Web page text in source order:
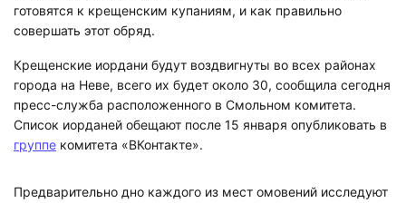
готовятся к крещенским купаниям, и как правильно
совершать этот обряд.
Крещенские иордани будут воздвигнуты во всех районах
города на Неве, всего их будет около 30, сообщила сегодня
пресс-служба расположенного в Смольном комитета.
Список иорданей обещают после 15 января опубликовать в
группе комитета «ВКонтакте».
Предварительно дно каждого из мест омовений исследуют